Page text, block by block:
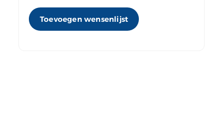
Toevoegen wensenlijst